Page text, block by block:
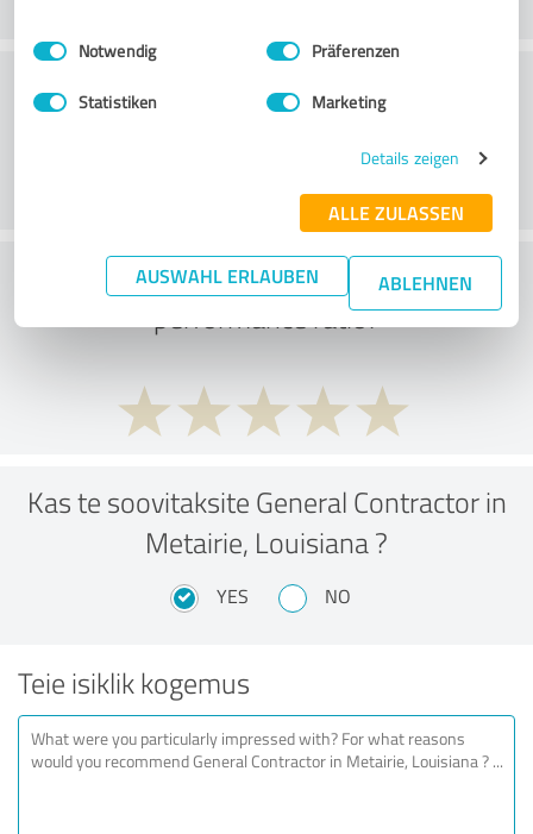
Impressum Datenschutzbestimmungen
Einwilligungsauswahl
Notwendig Präferenzen
Statistiken Marketing
Details zeigen
ALLE ZULASSEN
AUSWAHL ERLAUBEN ABLEHNEN
What do you think of the price to
performance ratio?
Kas te soovitaksite General Contractor in
Metairie, Louisiana ?
YES NO
Teie isiklik kogemus